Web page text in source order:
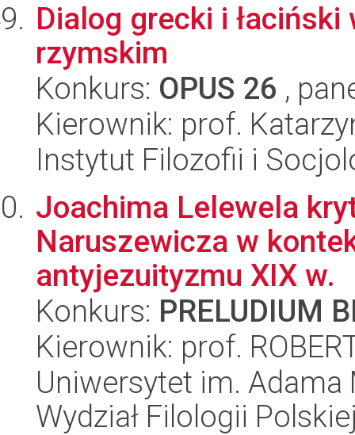
Dialog grecki i
rzymskim
Konkurs: OPUS 26 ,
Kierownik: prof.
Instytut Filozofii i
Joachima Lelewela
Naruszewicza w
antyjezuityzmu XIX w.
Konkurs: PRELUDIUM
Kierownik: prof.
Uniwersytet im.
Wydział Filologii